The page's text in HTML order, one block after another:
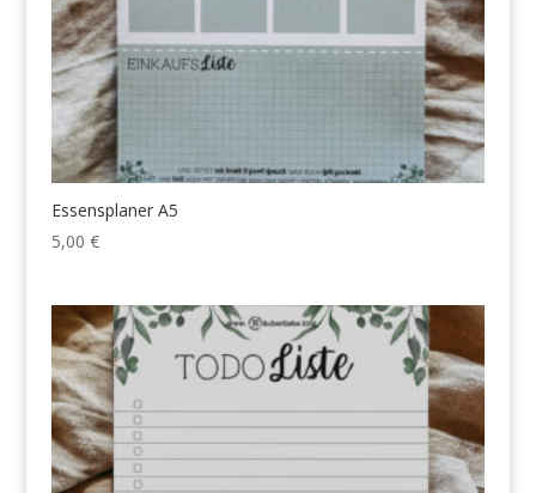
Essensplaner A5
5,00 €